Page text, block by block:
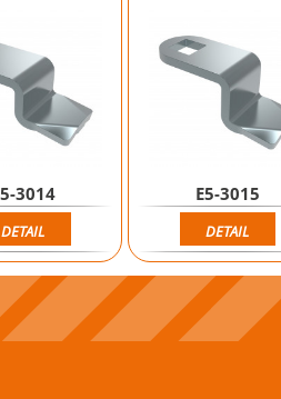
3014
DETAIL
E5-3015
DETAIL